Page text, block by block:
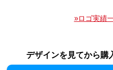
»ロゴ実績
デザインを見てから購